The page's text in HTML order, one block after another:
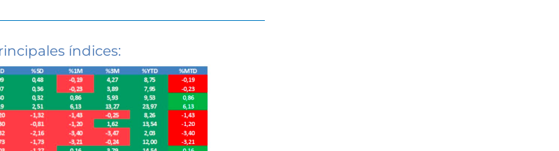
índices: